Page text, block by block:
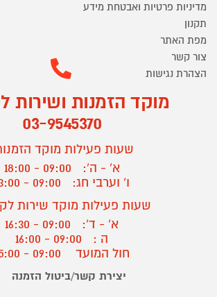
מדיניות פרטיות ואבטחת מידע
תקנון
מפת האתר
צור קשר
הצהרת נגישות
מוקד הזמנות ושירות
03-9545370
שעות פעילות מוקד
א' - ה':
09:00 - 18:00
ו' וערבי חג:
09:00 - 13:00
שעות פעילות מוקד שירות
א' - ד':
09:00 - 16:30
ה :
09:00 - 16:00
חול המועד
יצירת קשר/ביטול הזמנה